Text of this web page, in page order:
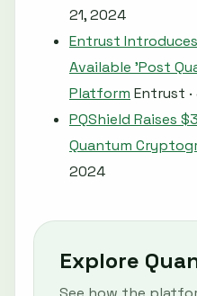
21, 2024
Entrust
Available 'Post
Platform Entrust
PQShield Raises
Quantum
2024
Explore